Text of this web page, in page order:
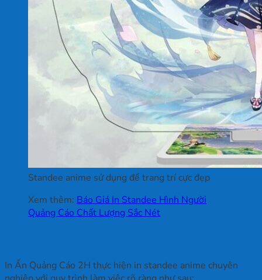
Standee anime sử dụng để trang trí cực đẹp
Xem thêm: Báo Giá In Standee Hình Người
Quảng Cáo Chất Lượng Sắc Nét
In Ấn Quảng Cáo 2H thực hiện in standee anime chuyên